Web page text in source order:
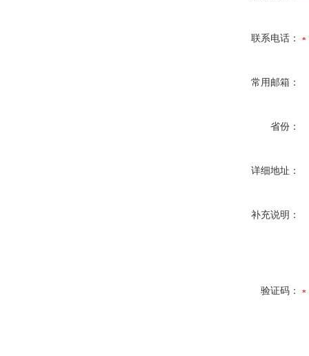
联系电话：
常用邮箱：
省份：
详细地址：
补充说明：
验证码：